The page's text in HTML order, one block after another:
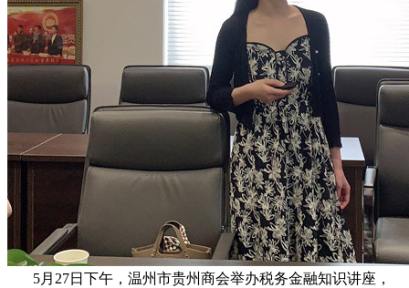
5月27日下午，温州市贵州商会举办税务金融知识讲座，